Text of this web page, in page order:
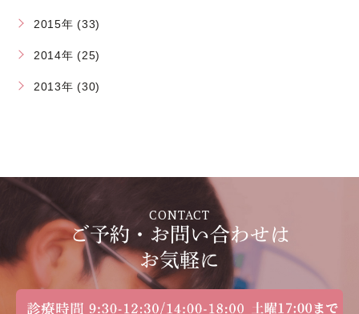
2015年 (33)
2014年 (25)
2013年 (30)
CONTACT
ご予約・お問い合わせは
お気軽に